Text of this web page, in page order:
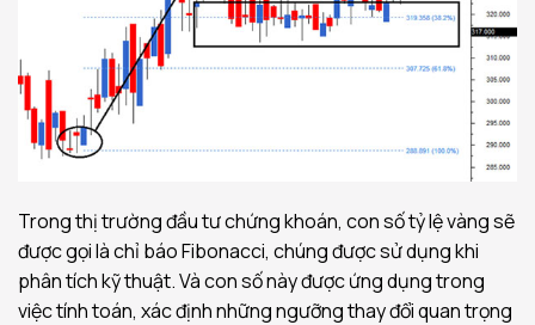
Trong thị trường đầu tư chứng khoán, con số tỷ lệ vàng sẽ
được gọi là chỉ báo Fibonacci, chúng được sử dụng khi
phân tích kỹ thuật. Và con số này được ứng dụng trong
việc tính toán, xác định những ngưỡng thay đổi quan trọng